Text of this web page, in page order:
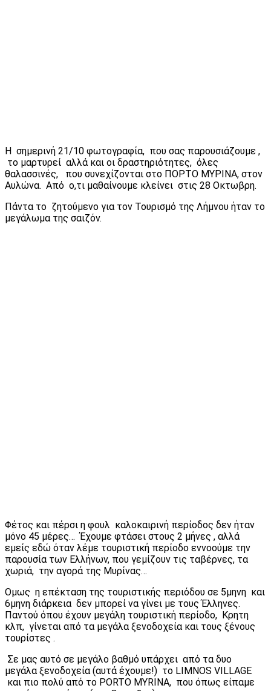
Η σημερινή 21/10 φωτογραφία, που σας παρουσιάζουμε ,
το μαρτυρεί αλλά και οι δραστηριότητες, όλες
θαλασσινές, που συνεχίζονται στο ΠΟΡΤΟ ΜΥΡΙΝΑ, στον
Αυλώνα. Από ο,τι μαθαίνουμε κλείνει στις 28 Οκτωβρη.
Πάντα το ζητούμενο για τον Τουρισμό της Λήμνου ήταν το
μεγάλωμα της σαιζόν.
Φέτος και πέρσι η φουλ καλοκαιρινή περίοδος δεν ήταν
μόνο 45 μέρες… Έχουμε φτάσει στους 2 μήνες , αλλά
εμείς εδώ όταν λέμε τουριστική περίοδο εννοούμε την
παρουσία των Ελλήνων, που γεμίζουν τις ταβέρνες, τα
χωριά, την αγορά της Μυρίνας…
Ομως η επέκταση της τουριστικής περιόδου σε 5μηνη και
6μηνη διάρκεια δεν μπορεί να γίνει με τους Έλληνες.
Παντού όπου έχουν μεγάλη τουριστική περίοδο, Κρητη
κλπ, γίνεται από τα μεγάλα ξενοδοχεία και τους ξένους
τουρίστες .
Σε μας αυτό σε μεγάλο βαθμό υπάρχει από τα δυο
μεγάλα ξενοδοχεία (αυτά έχουμε!) το LIMNOS VILLAGE
και πιο πολύ από το PORTO MYRINA, που όπως είπαμε